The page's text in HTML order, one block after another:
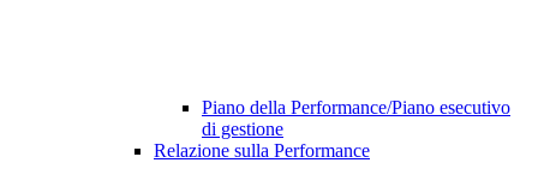
Piano della Performance/Piano esecutivo
di gestione
Relazione sulla Performance